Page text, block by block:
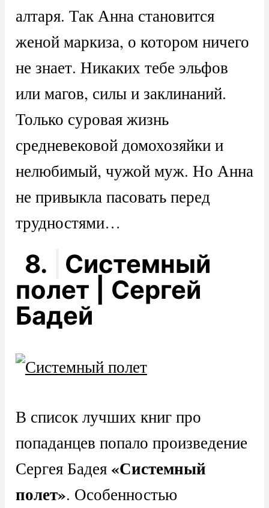
алтаря. Так Анна становится
женой маркиза, о котором ничего
не знает. Никаких тебе эльфов
или магов, силы и заклинаний.
Только суровая жизнь
средневековой домохозяйки и
нелюбимый, чужой муж. Но Анна
не привыкла пасовать перед
трудностями…
8.
Системный
полет | Сергей
Бадей
В список лучших книг про
попаданцев попало произведение
Сергея Бадея «Системный
полет». Особенностью